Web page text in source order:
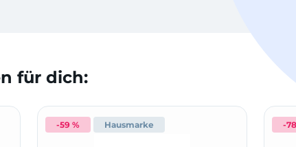
für dich:
-59 % Hausmarke -